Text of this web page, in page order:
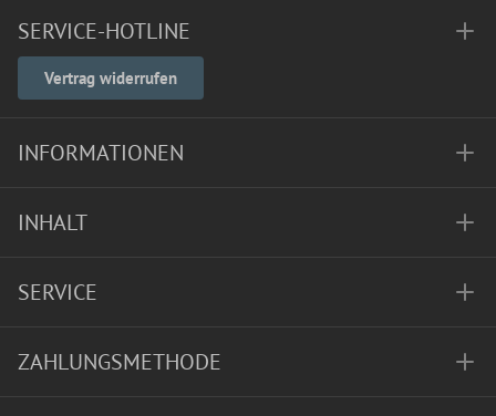
SERVICE-HOTLINE
Vertrag widerrufen
INFORMATIONEN
INHALT
SERVICE
ZAHLUNGSMETHODE